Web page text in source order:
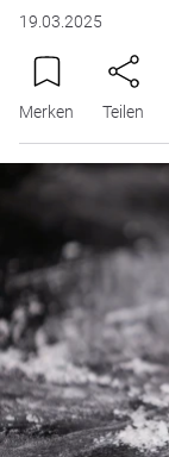
19.03.2025
Merken Teilen